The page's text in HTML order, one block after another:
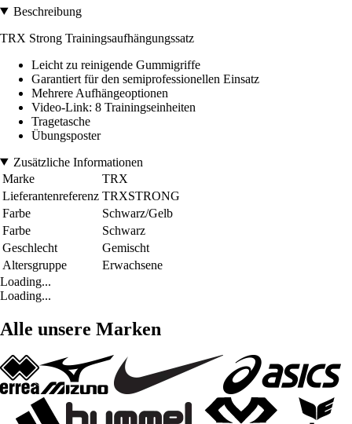
Beschreibung
TRX Strong Trainingsaufhängungssatz
Leicht zu reinigende Gummigriffe
Garantiert für den semiprofessionellen Einsatz
Mehrere Aufhängeoptionen
Video-Link: 8 Trainingseinheiten
Tragetasche
Übungsposter
Zusätzliche Informationen
Marke
TRX
Lieferantenreferenz TRXSTRONG
Farbe
Schwarz/Gelb
Farbe
Schwarz
Geschlecht
Gemischt
Altersgruppe
Erwachsene
Loading...
Loading...
Alle unsere Marken